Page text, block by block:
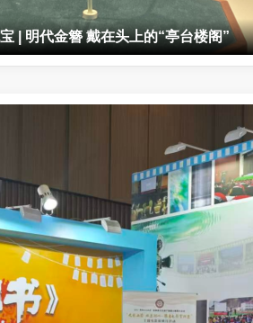
一场阿凡提再走——别忘了那头小毛驴